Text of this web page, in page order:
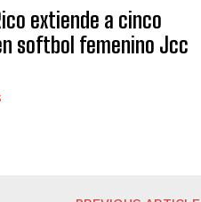
extiende a cinco
softbol femenino Jcc